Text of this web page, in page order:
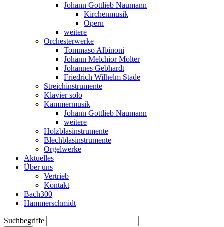
Johann Gottlieb Naumann
Kirchenmusik
Opern
weitere
Orchesterwerke
Tommaso Albinoni
Johann Melchior Molter
Johannes Gebhardt
Friedrich Wilhelm Stade
Streichinstrumente
Klavier solo
Kammermusik
Johann Gottlieb Naumann
weitere
Holzblasinstrumente
Blechblasinstrumente
Orgelwerke
Aktuelles
Über uns
Vertrieb
Kontakt
Bach300
Hammerschmidt
Suchbegriffe